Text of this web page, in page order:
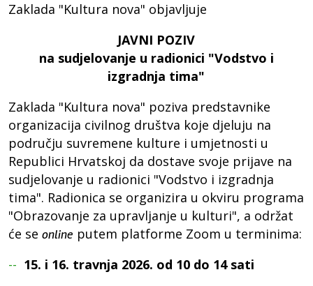
Zaklada "Kultura nova" objavljuje
JAVNI POZIV
na sudjelovanje u radionici "Vodstvo i
izgradnja tima"
Zaklada "Kultura nova" poziva predstavnike
organizacija civilnog društva koje djeluju na
području suvremene kulture i umjetnosti u
Republici Hrvatskoj da dostave svoje prijave na
sudjelovanje u radionici "Vodstvo i izgradnja
tima". Radionica se organizira u okviru programa
"Obrazovanje za upravljanje u kulturi", a održat
će seonline putem platforme Zoom u terminima:
15. i 16. travnja 2026. od 10 do 14 sati